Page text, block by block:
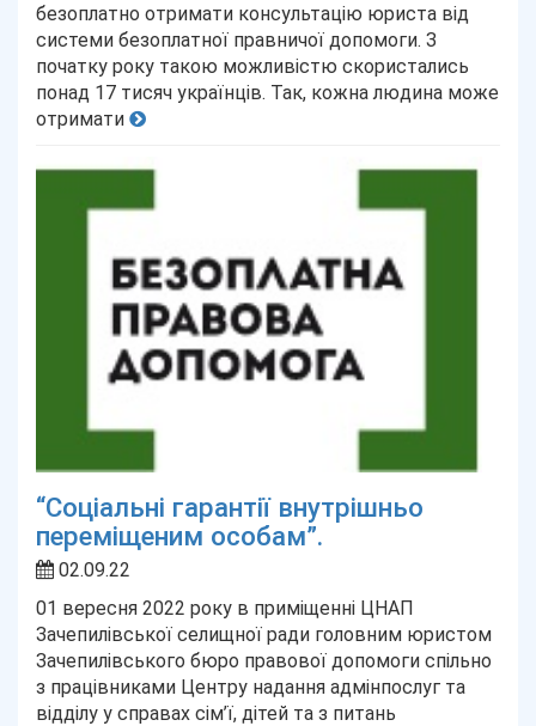
безоплатно отримати консультацію юриста від
системи безоплатної правничої допомоги. З
початку року такою можливістю скористались
понад 17 тисяч українців. Так, кожна людина може
отримати
“Соціальні гарантії внутрішньо
переміщеним особам”.
02.09.22
01 вересня 2022 року в приміщенні ЦНАП
Зачепилівської селищної ради головним юристом
Зачепилівського бюро правової допомоги спільно
з працівниками Центру надання адмінпослуг та
відділу у справах сім’ї, дітей та з питань